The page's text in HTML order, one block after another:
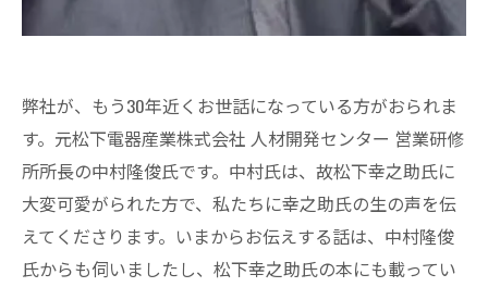
弊社が、もう30年近くお世話になっている方がおられま
す。元松下電器産業株式会社 人材開発センター 営業研修
所所長の中村隆俊氏です。中村氏は、故松下幸之助氏に
大変可愛がられた方で、私たちに幸之助氏の生の声を伝
えてくださります。いまからお伝えする話は、中村隆俊
氏からも伺いましたし、松下幸之助氏の本にも載ってい